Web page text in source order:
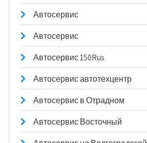
Автосервис
Автосервис
Автосервис 150Rus
Автосервис автотехцентр
Автосервис в Отрадном
Автосервис Восточный